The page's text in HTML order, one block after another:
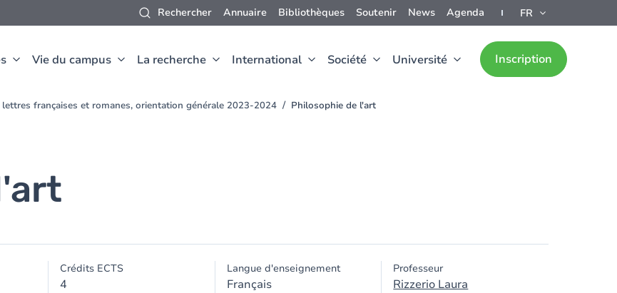
Rechercher Annuaire Bibliothèques Soutenir News Agenda FR
Vie du campus La recherche International Société Université Inscription
françaises et romanes, orientation générale 2023-2024 Philosophie de l'art
Crédits ECTS
4
Langue d'enseignement
Français
Professeur
Rizzerio Laura